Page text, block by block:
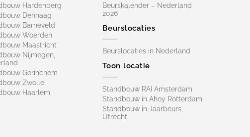
Hardenberg
Denhaag
Barneveld
Woerden
Maastricht
Nijmegen,
Gorinchem
Zwolle
Haarlem
Beurskalender – Nederland
2026
Beurslocaties
Beurslocaties in Nederland
Toon locatie
Standbouw RAI Amsterdam
Standbouw in Ahoy Rotterdam
Standbouw in Jaarbeurs,
Utrecht